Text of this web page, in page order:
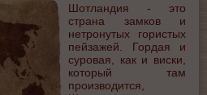
Шотландия - это
страна замков и
нетронутых гористых
пейзажей. Гордая и
суровая, как и виски,
который там
производится,